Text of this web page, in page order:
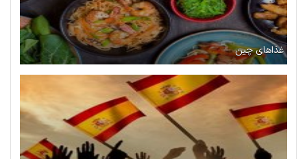
غذاهای چین